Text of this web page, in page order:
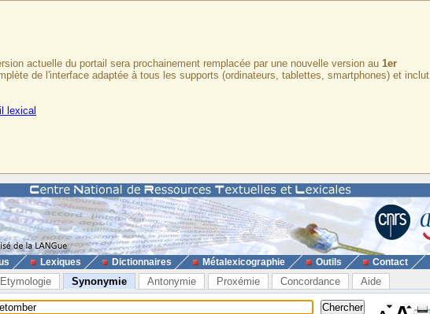
actuelle du portail sera prochainement remplacée par une nouvelle version au 1er
de l'interface adaptée à tous les supports (ordinateurs, tablettes, smartphones) et inclut
lexical
Lexiques Dictionnaires Métalexicographie Outils Contact
Etymologie Synonymie Antonymie Proxémie Concordance Aide